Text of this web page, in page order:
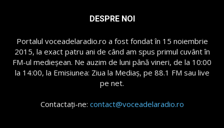
DESPRE NOI
Portalul voceadelaradio.ro a fost fondat în 15 noiembrie
2015, la exact patru ani de când am spus primul cuvânt în
FM-ul medieșean. Ne auzim de luni până vineri, de la 10:00
la 14:00, la Emisiunea: Ziua la Mediaș, pe 88.1 FM sau live
pe net.
Contactați-ne: contact@voceadelaradio.ro